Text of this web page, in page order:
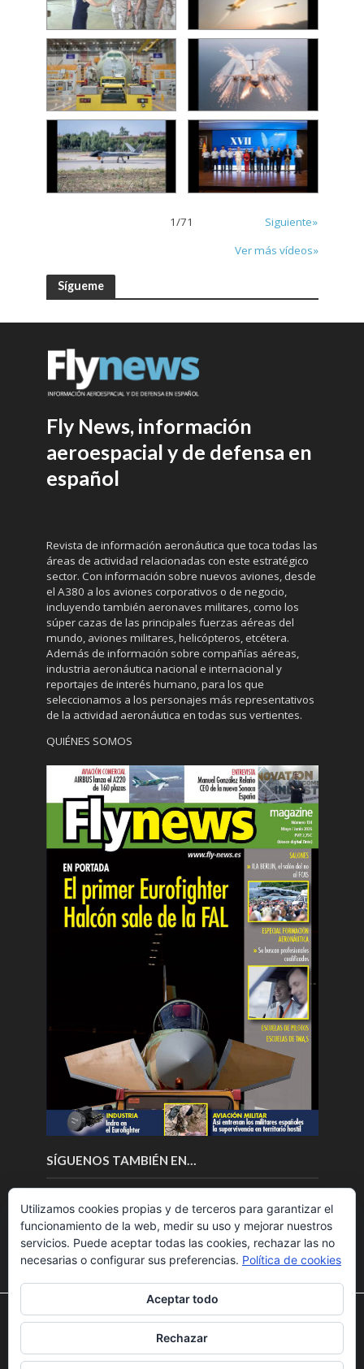
1/71
Siguiente»
Ver más vídeos»
Sígueme
Fly News, información
aeroespacial y de defensa en
español
Revista de información aeronáutica que toca todas las
áreas de actividad relacionadas con este estratégico
sector. Con información sobre nuevos aviones, desde
el A380 a los aviones corporativos o de negocio,
incluyendo también aeronaves militares, como los
súper cazas de las principales fuerzas aéreas del
mundo, aviones militares, helicópteros, etcétera.
Además de información sobre compañías aéreas,
industria aeronáutica nacional e internacional y
reportajes de interés humano, para los que
seleccionamos a los personajes más representativos
de la actividad aeronáutica en todas sus vertientes.
QUIÉNES SOMOS
SÍGUENOS TAMBIÉN EN…
Copyright © 2018.Fly News.Noticias aerospacial
UAS aviación comercial
Utilizamos cookies para ofrecerte la mejor experiencia en
nuestra web.
Puedes aprender más sobre qué cookies utilizamos o
desactivarlas en losajustes.
Utilizamos cookies propias y de terceros para garantizar el
funcionamiento de la web, medir su uso y mejorar nuestros
servicios. Puede aceptar todas las cookies, rechazar las no
necesarias o configurar sus preferencias. Política de cookies
Aceptar todo
Rechazar